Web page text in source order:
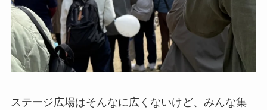
ステージ広場はそんなに広くないけど、みんな集